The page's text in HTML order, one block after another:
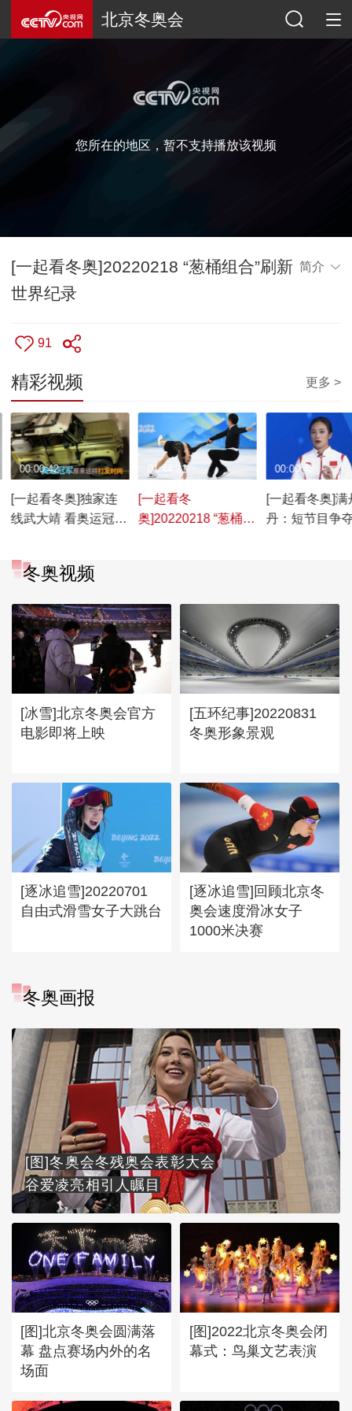
北京冬奥会
您所在的地区，暂不支持播放该视频
[一起看冬奥]20220218 “葱桶组合”刷新
世界纪录
简介
91
精彩视频 更多 >
[一起看冬奥]独家连
线武大靖 看奥运冠军
00:00:42
[一起看冬
奥]20220218 “葱桶组
01:44:21
[一起看冬奥]满
丹：短节目争
00:00:42
冬奥视频
[冰雪]北京冬奥会官方
电影即将上映
[五环纪事]20220831
冬奥形象景观
[逐冰追雪]20220701
自由式滑雪女子大跳台
[逐冰追雪]回顾北京冬
奥会速度滑冰女子
1000米决赛
冬奥画报
[图]冬奥会冬残奥会表彰大会
谷爱凌亮相引人瞩目
[图]北京冬奥会圆满落
幕 盘点赛场内外的名
场面
[图]2022北京冬奥会闭
幕式：鸟巢文艺表演